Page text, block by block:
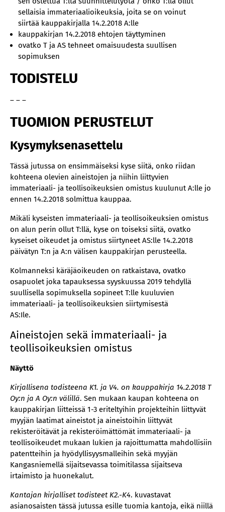
sellaisia immateriaalioikeuksia, joita se on voinut
siirtää kauppakirjalla 14.2.2018 A:lle
kauppakirjan 14.2.2018 ehtojen täyttyminen
ovatko T ja AS tehneet omaisuudesta suullisen
sopimuksen
TODISTELU
– – –
TUOMION PERUSTELUT
Kysymyksenasettelu
Tässä jutussa on ensimmäiseksi kyse siitä, onko riidan
kohteena olevien aineistojen ja niihin liittyvien
immateriaali- ja teollisoikeuksien omistus kuulunut A:lle jo
ennen 14.2.2018 solmittua kauppaa.
Mikäli kyseisten immateriaali- ja teollisoikeuksien omistus
on alun perin ollut T:llä, kyse on toiseksi siitä, ovatko
kyseiset oikeudet ja omistus siirtyneet AS:lle 14.2.2018
päivätyn T:n ja A:n välisen kauppakirjan perusteella.
Kolmanneksi käräjäoikeuden on ratkaistava, ovatko
osapuolet joka tapauksessa syyskuussa 2019 tehdyllä
suullisella sopimuksella sopineet T:lle kuuluvien
immateriaali- ja teollisoikeuksien siirtymisestä
AS:Ile.
Aineistojen sekä immateriaali- ja
teollisoikeuksien omistus
Näyttö
Kirjallisena todisteena K1. ja V4. on kauppakirja 14.2.2018 T
Oy:n ja A Oy:n välillä. Sen mukaan kaupan kohteena on
kauppakirjan liitteissä 1-3 eriteltyihin projekteihin liittyvät
myyjän laatimat aineistot ja aineistoihin liittyvät
rekisteröitävät ja rekisteröimättömät immateriaali- ja
teollisoikeudet mukaan lukien ja rajoittumatta mahdollisiin
patentteihin ja hyödyllisyysmalleihin sekä myyjän
Kangasniemellä sijaitsevassa toimitilassa sijaitseva
irtaimisto ja huonekalut.
Kantajan kirjalliset todisteet K2.-K4. kuvastavat
asianosaisten tässä jutussa esille tuomia kantoja, eikä niillä